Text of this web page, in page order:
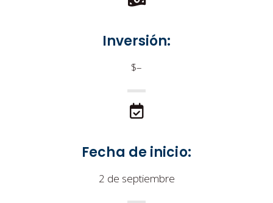
Inversión:
$–
Fecha de inicio:
2 de septiembre